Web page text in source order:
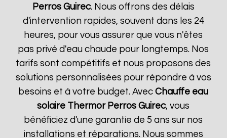
Perros Guirec. Nous offrons des délais
d'intervention rapides, souvent dans les 24
heures, pour vous assurer que vous n'êtes
pas privé d'eau chaude pour longtemps. Nos
tarifs sont compétitifs et nous proposons des
solutions personnalisées pour répondre à vos
besoins et à votre budget. AvecChauffe eau
solaire Thermor Perros Guirec, vous
bénéficiez d'une garantie de 5 ans sur nos
installations et réparations. Nous sommes